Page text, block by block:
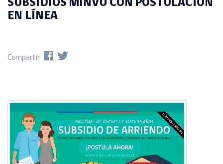
SUBSIDIOS MINVU CON POSTULACIÓN
EN LÍNEA
Compartir